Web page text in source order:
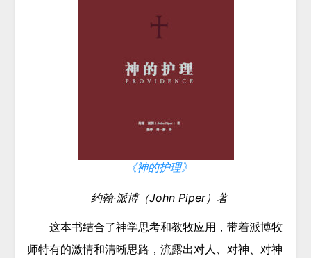
《神的护理》
约翰·派博（John Piper） 著
这本书结合了神学思考和教牧应用，带着派博牧
师特有的激情和清晰思路，流露出对人、对神、对神